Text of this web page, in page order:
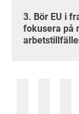
3. Bör EU i framtida generationers intresse främst
fokusera på